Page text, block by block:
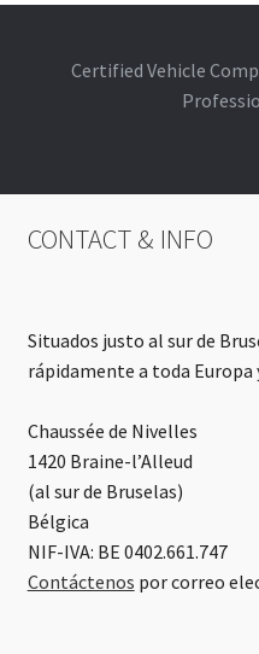
Certified Vehicle
CONTACT & INFO
Situados justo al sur de
rápidamente a toda Europa
Chaussée de Nivelles
1420 Braine-l’Alleud
(al sur de Bruselas)
Bélgica
NIF-IVA: BE 0402.661.747
Contáctenos por correo